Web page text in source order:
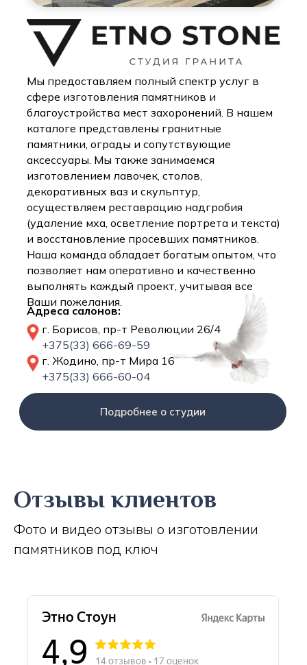
Мы предоставляем полный спектр услуг в
сфере изготовления памятников и
благоустройства мест захоронений. В нашем
каталоге представлены гранитные
памятники, ограды и сопутствующие
аксессуары. Мы также занимаемся
изготовлением лавочек, столов,
декоративных ваз и скульптур,
осуществляем реставрацию надгробия
(удаление мха, осветление портрета и текста)
и восстановление просевших памятников.
Наша команда обладает богатым опытом, что
позволяет нам оперативно и качественно
выполнять каждый проект, учитывая все
Ваши пожелания.
Адреса салонов:
г. Борисов, пр-т Революции 26/4
+375(33) 666-69-59
г. Жодино, пр-т Мира 16
+375(33) 666-60-04
Подробнее о студии
Отзывы клиентов
Фото и видео отзывы о изготовлении
памятников под ключ